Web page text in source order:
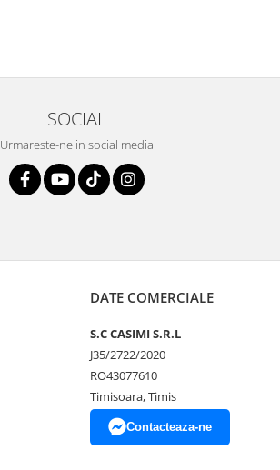
SOCIAL
Urmareste-ne in social media
DATE COMERCIALE
S.C CASIMI S.R.L
J35/2722/2020
RO43077610
Timisoara, Timis
Contacteaza-ne